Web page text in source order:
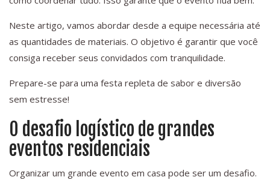
Neste artigo, vamos abordar desde a equipe necessária até
as quantidades de materiais. O objetivo é garantir que você
consiga receber seus convidados com tranquilidade.
Prepare-se para uma festa repleta de sabor e diversão
sem estresse!
O desafio logístico de grandes
eventos residenciais
Organizar um grande evento em casa pode ser um desafio.